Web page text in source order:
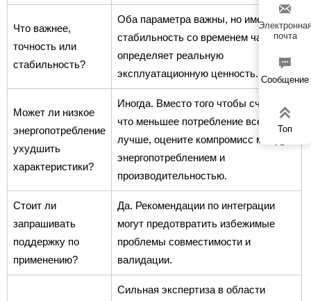
Что важнее,
точность или
стабильность?
Оба параметра важны, но именно
стабильность со временем часто
определяет реальную
эксплуатационную ценность.
Может ли низкое
энергопотребление
ухудшить
характеристики?
Иногда. Вместо того чтобы считать,
что меньшее потребление всегда
лучше, оцените компромисс между
энергопотреблением и
производительностью.
Стоит ли
запрашивать
поддержку по
применению?
Да. Рекомендации по интеграции
могут предотвратить избежимые
проблемы совместимости и
валидации.
Сильная экспертиза в области

почта

Сообщение

Топ